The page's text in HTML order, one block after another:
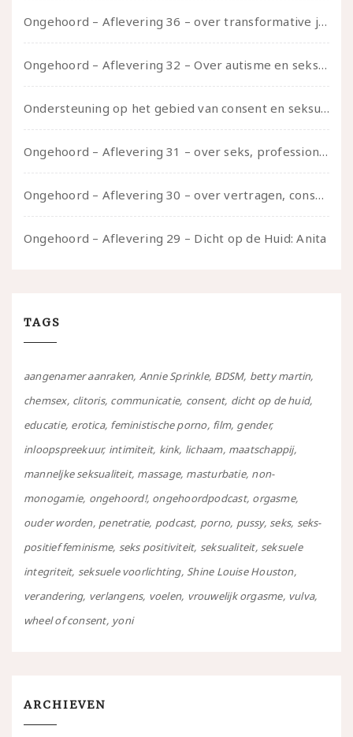
Ongehoord – Aflevering 36 – over transformative justice – in gesprek met Ella en carson
Ongehoord – Aflevering 32 – Over autisme en seksualiteit – in gesprek met Roos Reijbroek
Ondersteuning op het gebied van consent en seksualiteit
Ongehoord – Aflevering 31 – over seks, professioneel en persoonlijk, een gesprek met Marije
Ongehoord – Aflevering 30 – over vertragen, consent en negatieve gevoelens met Meg-John Barker
Ongehoord – Aflevering 29 – Dicht op de Huid: Anita
TAGS
aangenamer aanraken Annie Sprinkle BDSM betty martin
chemsex clitoris communicatie consent dicht op de huid
educatie erotica feministische porno film gender
inloopspreekuur intimiteit kink lichaam maatschappij
manneljke seksualiteit massage masturbatie non-
monogamie ongehoord! ongehoordpodcast orgasme
ouder worden penetratie podcast porno pussy seks seks-
positief feminisme seks positiviteit seksualiteit seksuele
integriteit seksuele voorlichting Shine Louise Houston
verandering verlangens voelen vrouwelijk orgasme vulva
wheel of consent yoni
ARCHIEVEN